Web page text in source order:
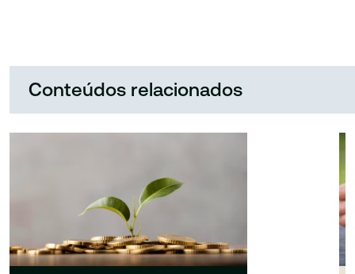
Conteúdos relacionados